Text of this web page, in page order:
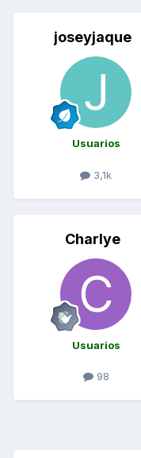
joseyjaque
Usuarios
3,1k
Charlye
Usuarios
98